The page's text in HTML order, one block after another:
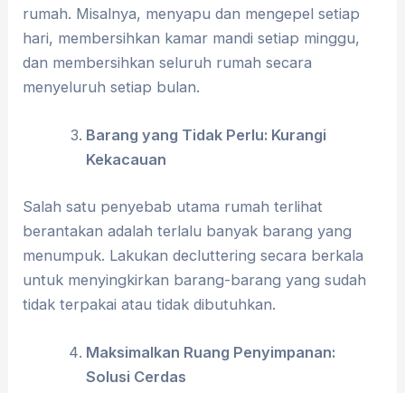
rumah. Misalnya, menyapu dan mengepel setiap
hari, membersihkan kamar mandi setiap minggu,
dan membersihkan seluruh rumah secara
menyeluruh setiap bulan.
Barang yang Tidak Perlu: Kurangi
Kekacauan
Salah satu penyebab utama rumah terlihat
berantakan adalah terlalu banyak barang yang
menumpuk. Lakukan decluttering secara berkala
untuk menyingkirkan barang-barang yang sudah
tidak terpakai atau tidak dibutuhkan.
Maksimalkan Ruang Penyimpanan:
Solusi Cerdas